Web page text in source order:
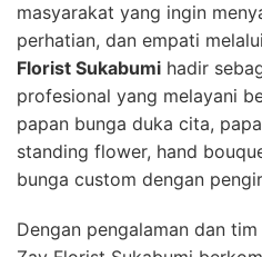
masyarakat yang ingin
perhatian, dan empati
Florist Sukabumi hadir
profesional yang melayani
papan bunga duka cita,
standing flower, hand
bunga custom dengan
Dengan pengalaman dan